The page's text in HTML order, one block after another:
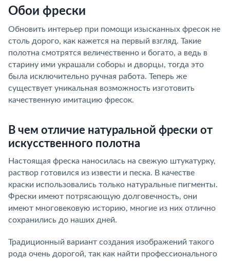
Обои фрески
Обновить интерьер при помощи изысканных фресок не
столь дорого, как кажется на первый взгляд. Такие
полотна смотрятся величественно и богато, а ведь в
старину ими украшали соборы и дворцы, тогда это
была исключительно ручная работа. Теперь же
существует уникальная возможность изготовить
качественную имитацию фресок.
В чем отличие натуральной фрески от
искусственного полотна
Настоящая фреска наносилась на свежую штукатурку,
раствор готовился из извести и песка. В качестве
краски использовались только натуральные пигменты.
Фрески имеют потрясающую долговечность, они
имеют многовековую историю, многие из них отлично
сохранились до наших дней.
Традиционный вариант создания изображений такого
рода очень дорогой, так как найти профессионального